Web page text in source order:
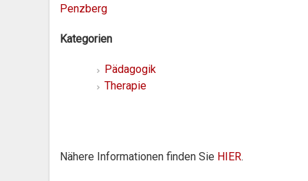
Penzberg
Kategorien
Pädagogik
Therapie
Nähere Informationen finden Sie HIER.